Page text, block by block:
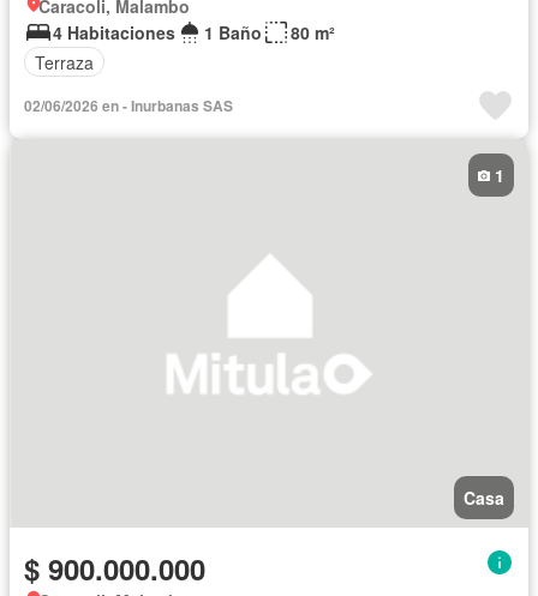
Caracoli, Malambo
4 Habitaciones
1 Baño
80 m²
Terraza
02/06/2026 en - Inurbanas SAS
Casa
1
$ 900.000.000